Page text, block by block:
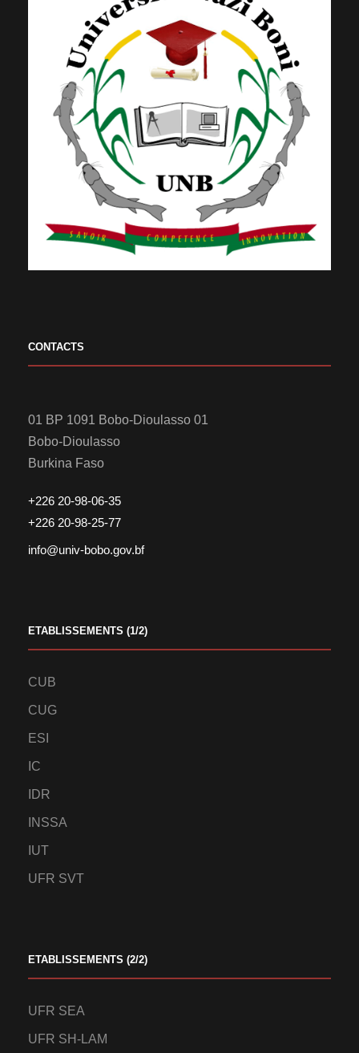
CONTACTS
01 BP 1091 Bobo-Dioulasso 01
Bobo-Dioulasso
Burkina Faso
+226 20-98-06-35
+226 20-98-25-77
info@univ-bobo.gov.bf
ETABLISSEMENTS (1/2)
CUB
CUG
ESI
IC
IDR
INSSA
IUT
UFR SVT
ETABLISSEMENTS (2/2)
UFR SEA
UFR SH-LAM